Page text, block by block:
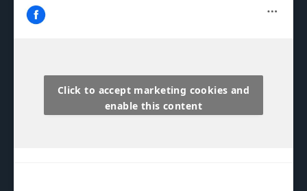
Click to accept marketing cookies and
enable this content